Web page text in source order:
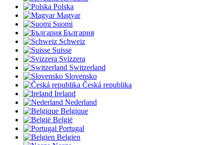
Polska
Magyar
Suomi
България
Schweiz
Suisse
Svizzera
Switzerland
Slovensko
Česká republika
Ireland
Nederland
Belgique
België
Portugal
Belgien